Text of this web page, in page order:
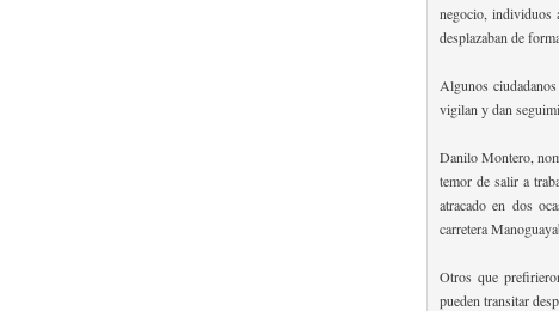
negocio, individuos
desplazaban de
Algunos
vigilan y dan
Danilo Montero,
temor de salir a
atracado en dos
carretera
Otros que
pueden transitar